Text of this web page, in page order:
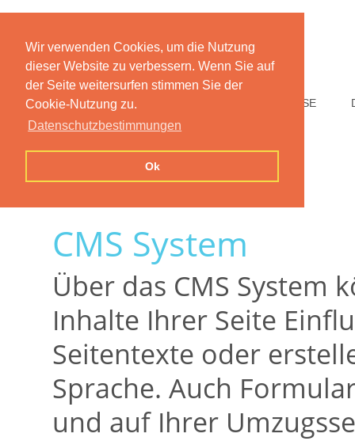
Wir verwenden Cookies, um die Nutzung
dieser Website zu verbessern. Wenn Sie auf
der Seite weitersurfen stimmen Sie der
Cookie-Nutzung zu.
Datenschutzbestimmungen
Ok
HOME PREISE
CMS System
Über das CMS System
Inhalte Ihrer Seite
Seitentexte oder
Sprache. Auch
und auf Ihrer